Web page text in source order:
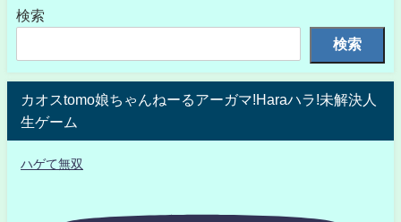
検索
検索
カオスtomo娘ちゃんねーるアーガマ!Haraハラ!未解決人
生ゲーム
ハゲて無双